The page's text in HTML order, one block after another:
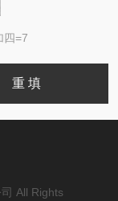
四=7
All Rights